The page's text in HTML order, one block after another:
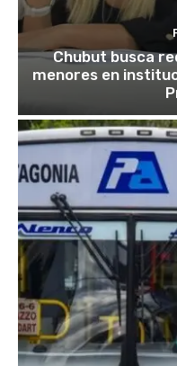
Chubut busca
menores en